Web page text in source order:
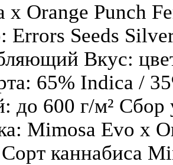
x Orange Punch
Errors Seeds
Вкус:
65% Indica /
до 600 г/м² Сбор
Mimosa Evo x
каннабиса